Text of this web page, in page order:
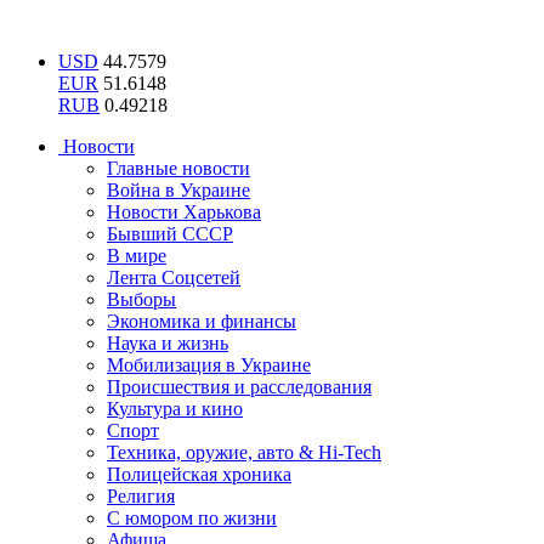
USD 44.7579
EUR 51.6148
RUB 0.49218
Новости
Главные новости
Война в Украине
Новости Харькова
Бывший СССР
В мире
Лента Соцсетей
Выборы
Экономика и финансы
Наука и жизнь
Мобилизация в Украине
Происшествия и расследования
Культура и кино
Спорт
Техника, оружие, авто & Hi-Tech
Полицейская хроника
Религия
С юмором по жизни
Афиша